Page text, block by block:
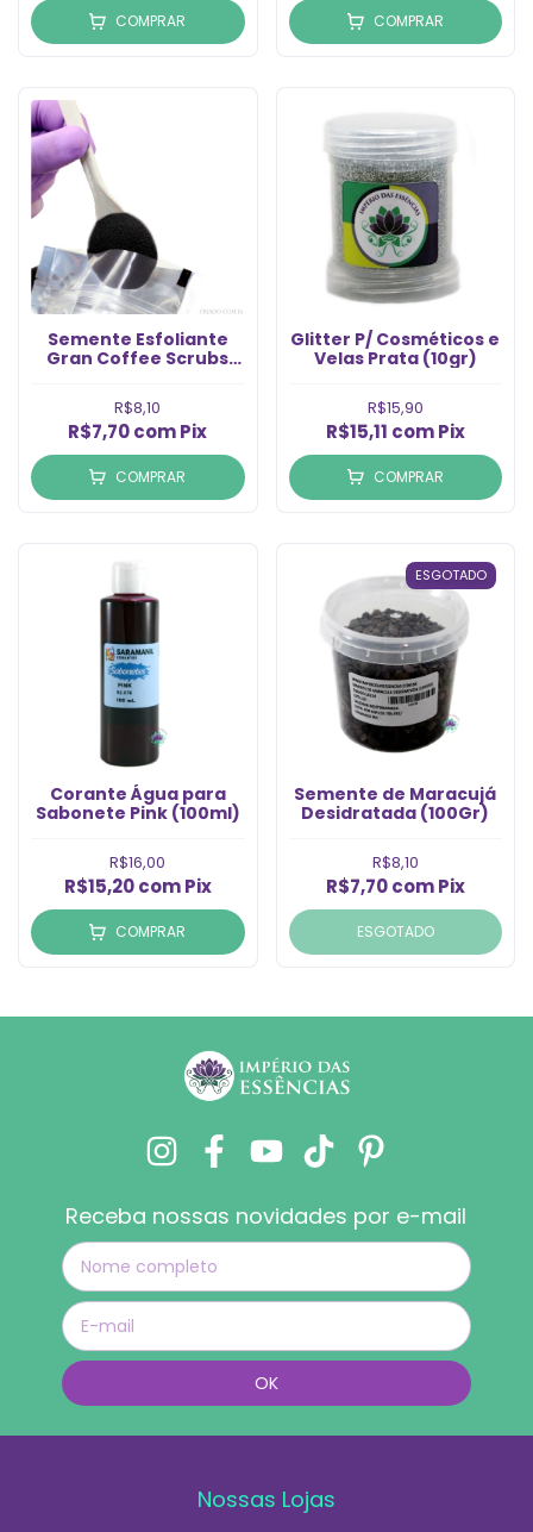
COMPRAR COMPRAR
Semente Esfoliante
Gran Coffee Scrubs
R$8,10
R$7,70comPix
COMPRAR
Glitter P/ Cosméticos e
Velas Prata (10gr)
R$15,90
R$15,11 com Pix
COMPRAR
Corante Água para
Sabonete Pink (100ml)
R$16,00
R$15,20com Pix
COMPRAR
ESGOTADO
Semente de Maracuj
Desidratada (100Gr)
R$8,10
R$7,70com Pix
ESGOTADO
Receba nossas novidades por e-mail
Nossas Lojas